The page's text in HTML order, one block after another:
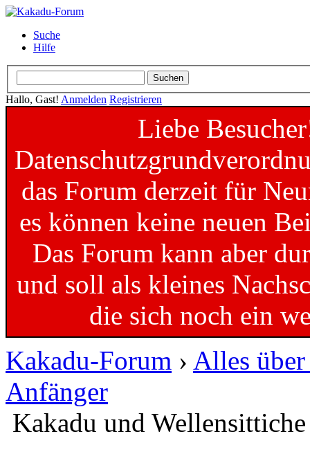
Suche
Hilfe
Hallo, Gast! Anmelden Registrieren
Liebe
das Forum derzeit für
es können keine neuen
Das Forum kann aber
und soll als kleines
die sich noch ein
Kakadu-Forum › Alles
Anfänger
Kakadu und Wellensittiche